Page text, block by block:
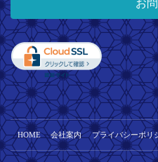
お
HOME 会社案内 プライバシーポリ